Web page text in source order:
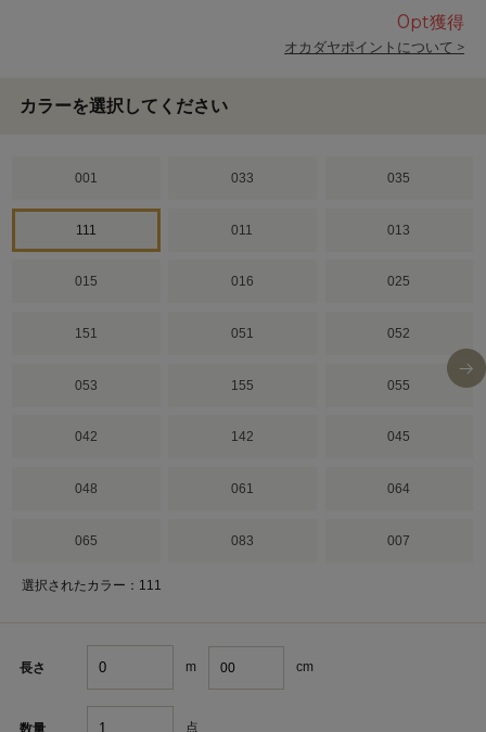
0pt獲得
オカダヤポイントについて >
カラーを選択してください
001 033 035
111 011 013
015 016 025
151 051 052
053 155 055
042 142 045
048 061 064
065 083 007
選択されたカラー：111
長さ m cm
数量 点